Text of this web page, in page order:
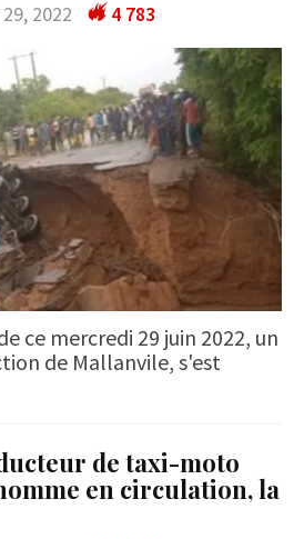
2022
4 783
ce mercredi 29 juin 2022, un
de Mallanvile, s'est
de taxi-moto
en circulation, la